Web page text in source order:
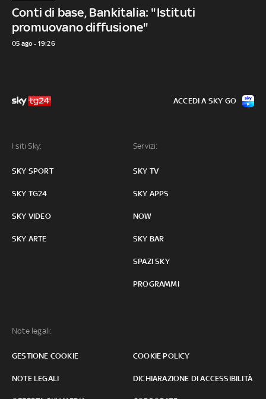
Conti di base, Bankitalia: "Istituti
promuovano diffusione"
05 ago - 19:26
I siti Sky:
SKY SPORT
SKY TG24
SKY VIDEO
SKY ARTE
Servizi:
SKY TV
SKY APPS
NOW
SKY BAR
SPAZI SKY
PROGRAMMI
Note legali:
GESTIONE COOKIE COOKIE POLICY
NOTE LEGALI DICHIARAZIONE DI ACCESSIBILITÀ
ACCEDI A SKY GO